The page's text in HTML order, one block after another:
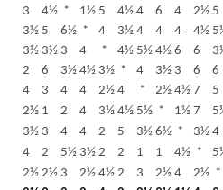
3 4½ * 1½ 5 4½ 4 6 4 2½ 5
3½ 5 6½ * 4 3½ 4 4 4 4½
3½ 3½ 3 4 * 4½ 5½ 4½ 6 6
2 6 3½ 4½ 3½ * 4 3½ 3 6
6
4 3 4 4 2½ 4 * 2½ 4½ 7
5
2½ 1 2 4 3½ 4½ 5½ * 1½ 7
3½ 3 4 4 2 5 3½ 6½ * 3½ 4
4 2 5½ 3½ 2 2 1 1 4½ *
2½ 2½ 3 2½ 4½ 2 3 2½ 4 2½ *